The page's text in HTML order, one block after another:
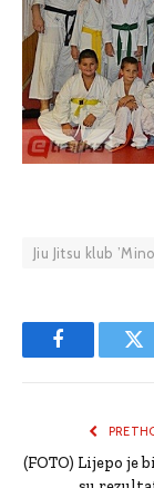
Jiu Jitsu klub
Facebook
(FOTO) Lijepo je